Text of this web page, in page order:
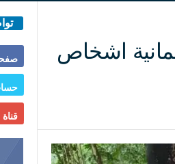
اشخاص